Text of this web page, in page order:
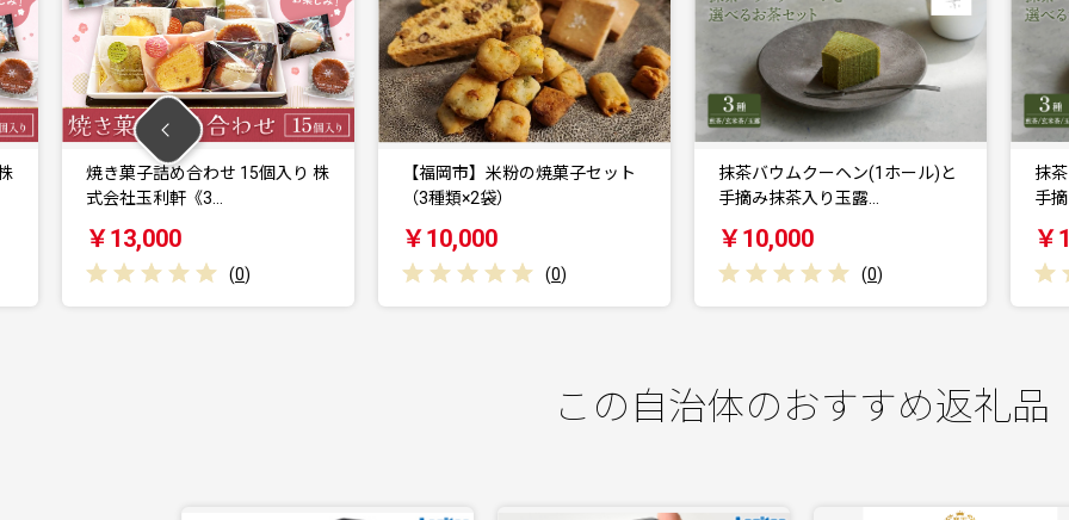
せ 15個入り 株
【福岡市】米粉の焼菓子セット
（3種類×2袋）
抹茶バウムクーヘン(1ホール)と
抹茶バウムクーヘン(1ホール)
手摘み抹茶入り玄米…
この自治体のおすすめ返礼品